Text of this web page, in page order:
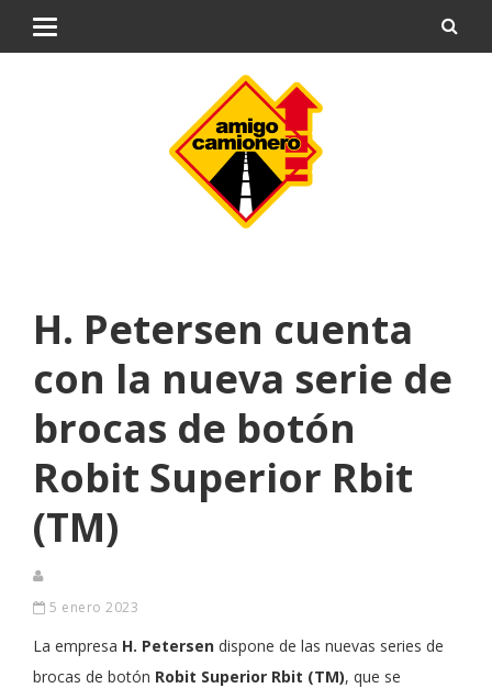
H. Petersen cuenta
con la nueva serie de
brocas de botón
Robit Superior Rbit
(TM)
5 enero 2023
La empresa H. Petersen dispone de las nuevas series de
brocas de botón Robit Superior Rbit (TM), que se